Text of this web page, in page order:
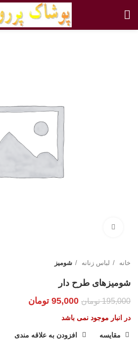
خانه لباس زنانه شومیز
شومیزهای طرح دار
195,000 تومان 95,000 تومان
در انبار موجود نمی باشد
مقایسه افزودن به علاقه مندی